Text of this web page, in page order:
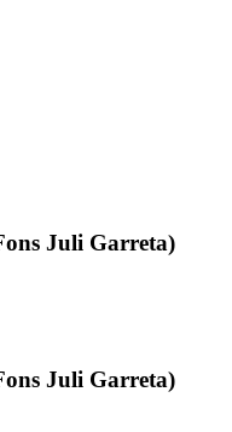
Juli Garreta)
Juli Garreta)